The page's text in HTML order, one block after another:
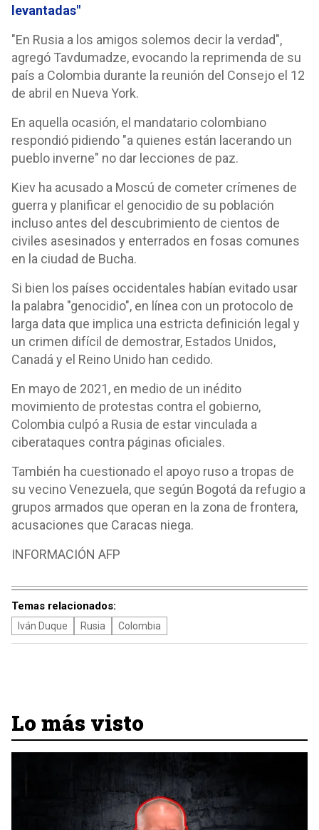
levantadas"
"En Rusia a los amigos solemos decir la verdad",
agregó Tavdumadze, evocando la reprimenda de su
país a Colombia durante la reunión del Consejo el 12
de abril en Nueva York.
En aquella ocasión, el mandatario colombiano
respondió pidiendo "a quienes están lacerando un
pueblo inverne" no dar lecciones de paz.
Kiev ha acusado a Moscú de cometer crímenes de
guerra y planificar el genocidio de su población
incluso antes del descubrimiento de cientos de
civiles asesinados y enterrados en fosas comunes
en la ciudad de Bucha.
Si bien los países occidentales habían evitado usar
la palabra "genocidio", en línea con un protocolo de
larga data que implica una estricta definición legal y
un crimen difícil de demostrar, Estados Unidos,
Canadá y el Reino Unido han cedido.
En mayo de 2021, en medio de un inédito
movimiento de protestas contra el gobierno,
Colombia culpó a Rusia de estar vinculada a
ciberataques contra páginas oficiales.
También ha cuestionado el apoyo ruso a tropas de
su vecino Venezuela, que según Bogotá da refugio a
grupos armados que operan en la zona de frontera,
acusaciones que Caracas niega.
INFORMACIÓN AFP
Temas relacionados:
Iván Duque Rusia Colombia
Lo más visto